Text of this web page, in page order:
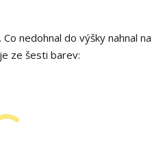
nedohnal do výšky nahnal na
ze šesti barev: